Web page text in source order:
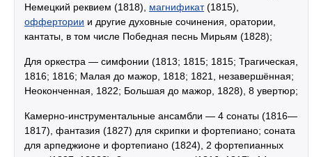
Немецкий реквием (1818), магнификат(1815),
оффертории и другие духовные сочинения, оратории,
кантаты, в том числе Победная песнь Мирьям (1828);
Для оркестра — симфонии (1813; 1815; 1815; Трагическая,
1816; 1816; Малая до мажор, 1818; 1821, незавершённая;
Неоконченная, 1822; Большая до мажор, 1828), 8 увертюр;
Камерно-инструментальные ансамбли — 4 сонаты (1816—
1817), фантазия (1827) для скрипки и фортепиано; соната
для арпеджионе и фортепиано (1824), 2 фортепианных